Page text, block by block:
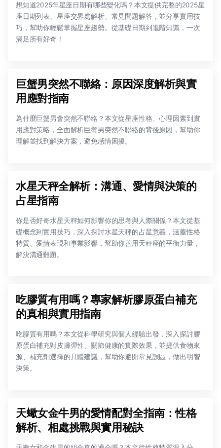
想知道2025年星座日期有哪些變化嗎？本文提供完整的2025星
座日期列表、星座交界處解析、常見問題解答，並分享實用技
巧，幫助你輕鬆掌握星座趨勢。從基礎日期到進階知識，一次
滿足所有好奇！
巨蟹男突然不聯絡：原因深度解析與實
用應對指南
為什麼巨蟹男會突然不聯絡？本文從星座性格、心理因素到實
用應對策略，全面解析巨蟹男突然不聯絡的背後原因，幫助你
理解並找到解決方案，避免感情困擾。
水星天秤全解析：溝通、愛情與決策的
占星指南
你是否好奇水星天秤如何影響你的思考與人際關係？本文從基
礎概念到實用技巧，深入探討水星天秤的占星意義，涵蓋性格
特質、愛情表現和事業影響，幫助你善用天秤座的平衡力量，
解決溝通難題。
吃膠質有用嗎？專家解析膠原蛋白補充
的真相與實用指南
吃膠質有用嗎？本文從科學研究與個人經驗出發，深入探討膠
原蛋白補充對皮膚彈性、關節健康的實際效果，並提供食物來
源、補充劑選擇的具體建議，幫助你避開常見誤區，做出明智
決策。
天蠍女金牛男的愛情配對全指南：性格
解析、相處挑戰與實用秘訣